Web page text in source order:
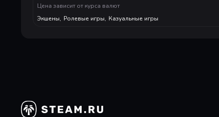
【The Wisdom of Cultivation - The Cave
Activating different of the Four Divine
write your own immortal cultivation journey.
Feel free to leave a message in the community
Цена зависит от курса валют
Экшены, Ролевые игры, Казуальные игры